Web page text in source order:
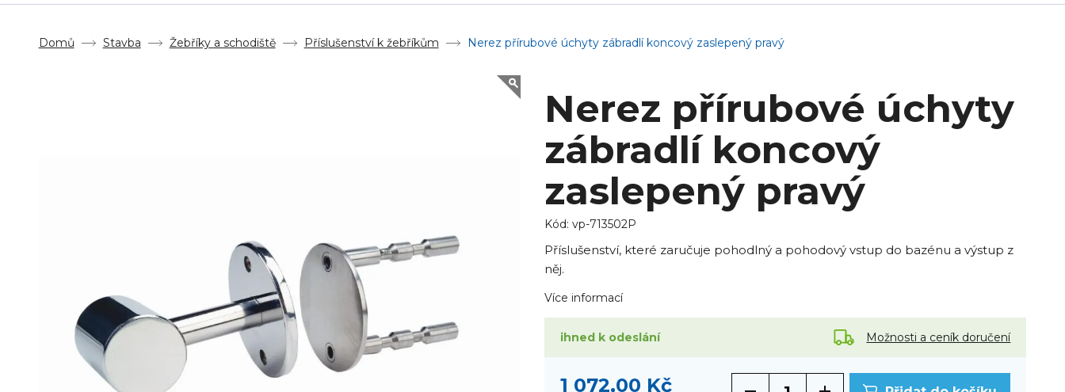
Domů Stavba Žebříky a schodiště Příslušenství k žebříkům Nerez přírubové úchyty zábradlí koncový zaslepený pravý
Nerez přírubové úchyty
zábradlí koncový
zaslepený pravý
Kód: vp-713502P
Příslušenství, které zaručuje pohodlný a pohodový vstup do bazénu a výstup z
něj.
Více informací
ihned k odeslání Možnosti a ceník doručení
1 072,00 Kč